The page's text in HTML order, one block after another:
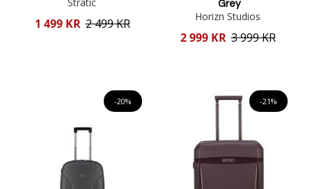
Reducerat
1 499 KR 2 499 KR
Grey
Horizn Studios
Reducerat
2 999 KR 3 999 KR
-20% -21%